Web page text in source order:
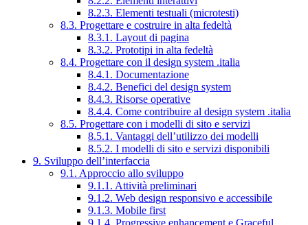
8.2.3. Elementi testuali (microtesti)
8.3. Progettare e costruire in alta fedeltà
8.3.1. Layout di pagina
8.3.2. Prototipi in alta fedeltà
8.4. Progettare con il design system .italia
8.4.1. Documentazione
8.4.2. Benefici del design system
8.4.3. Risorse operative
8.4.4. Come contribuire al design system .italia
8.5. Progettare con i modelli di sito e servizi
8.5.1. Vantaggi dell’utilizzo dei modelli
8.5.2. I modelli di sito e servizi disponibili
9. Sviluppo dell’interfaccia
9.1. Approccio allo sviluppo
9.1.1. Attività preliminari
9.1.2. Web design responsivo e accessibile
9.1.3. Mobile first
9.1.4. Progressive enhancement e Graceful